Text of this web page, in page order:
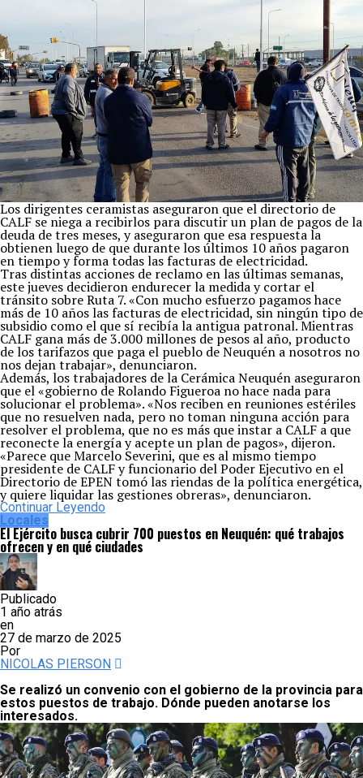
Los dirigentes ceramistas aseguraron que el directorio de
CALF se niega a recibirlos para discutir un plan de pagos de la
deuda de tres meses, y aseguraron que esa respuesta la
obtienen luego de que durante los últimos 10 años pagaron
en tiempo y forma todas las facturas de electricidad.
Tras distintas acciones de reclamo en las últimas semanas,
este jueves decidieron endurecer la medida y cortar el
tránsito sobre Ruta 7. «Con mucho esfuerzo pagamos hace
más de 10 años las facturas de electricidad, sin ningún tipo de
subsidio como el que sí recibía la antigua patronal. Mientras
CALF gana más de 3.000 millones de pesos al año, producto
de los tarifazos que paga el pueblo de Neuquén a nosotros no
nos dejan trabajar», denunciaron.
Además, los trabajadores de la Cerámica Neuquén aseguraron
que el «gobierno de Rolando Figueroa no hace nada para
solucionar el problema». «Nos reciben en reuniones estériles
que no resuelven nada, pero no toman ninguna acción para
resolver el problema, que no es más que instar a CALF a que
reconecte la energía y acepte un plan de pagos», dijeron.
«Parece que Marcelo Severini, que es al mismo tiempo
presidente de CALF y funcionario del Poder Ejecutivo en el
Directorio de EPEN tomó las riendas de la política energética,
y quiere liquidar las gestiones obreras», denunciaron.
Continuar Leyendo
Locales
El Ejército busca cubrir 700 puestos en Neuquén: qué trabajos
ofrecen y en qué ciudades
Publicado
1 año atrás
en
27 de marzo de 2025
Por
NICOLAS PIERSON
Se realizó un convenio con el gobierno de la provincia para
estos puestos de trabajo. Dónde pueden anotarse los
interesados.